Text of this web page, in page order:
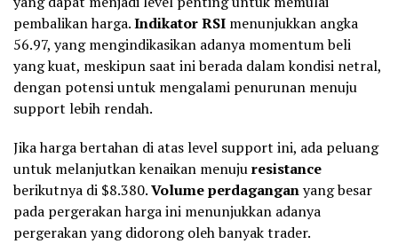
pembalikan harga.Indikator RSI menunjukkan angka
56.97, yang mengindikasikan adanya momentum beli
yang kuat, meskipun saat ini berada dalam kondisi netral,
dengan potensi untuk mengalami penurunan menuju
support lebih rendah.
Jika harga bertahan di atas level support ini, ada peluang
untuk melanjutkan kenaikan menujuresistance
berikutnya di $8.380.Volume perdaganganyang besar
pada pergerakan harga ini menunjukkan adanya
pergerakan yang didorong oleh banyak trader.